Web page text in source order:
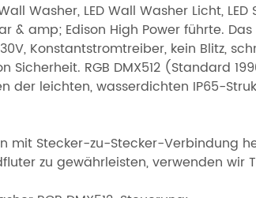
Washer, LED Wall Washer Licht, LED
& amp; Edison High Power führte.
Konstantstromtreiber, kein Blitz,
RGB DMX512 (Standard
der leichten, wasserdichten IP65-
mit Stecker-zu-Stecker-Verbindung
zu gewährleisten, verwenden wir